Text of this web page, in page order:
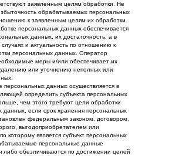
заявленным целям обработки. Не
обрабатываемых персональных
к заявленным целям их обработки.
персональных данных обеспечивается
данных, их достаточность, а в
и актуальность по отношению к
персональных данных. Оператор
меры и/или обеспечивает их
или уточнению неполных или
персональных данных осуществляется в
определить субъекта персональных
чем этого требуют цели обработки
данных, если срок хранения персональных
федеральным законом, договором,
выгодоприобретателем или
которому является субъект персональных
персональные данные
либо обезличиваются по достижении целей